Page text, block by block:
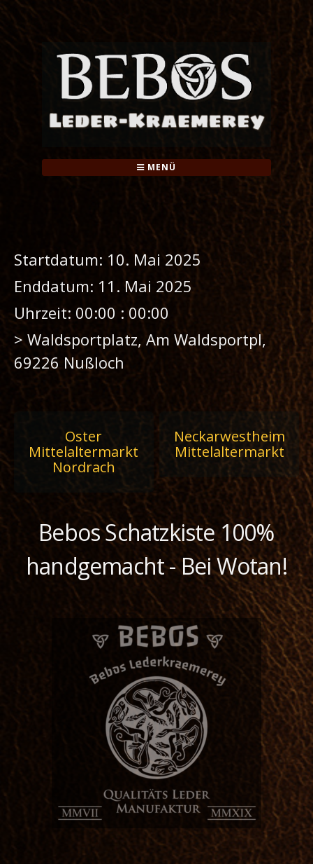
Springe
zum
MENÜ
Startdatum: 10. Mai 2025
Enddatum: 11. Mai 2025
Uhrzeit: 00:00 : 00:00
> Waldsportplatz, Am Waldsportpl,
69226 Nußloch
Beitragsnavigation
Oster
Mittelaltermarkt
Nordrach
Neckarwestheim
Mittelaltermarkt
Bebos Schatzkiste 100%
handgemacht - Bei Wotan!